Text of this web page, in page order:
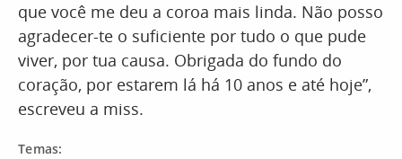
que você me deu a coroa mais linda. Não posso
agradecer-te o suficiente por tudo o que pude
viver, por tua causa. Obrigada do fundo do
coração, por estarem lá há 10 anos e até hoje”,
escreveu a miss.
Temas: